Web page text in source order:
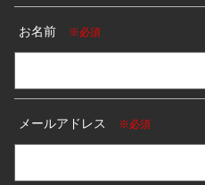
お名前 ※必須
メールアドレス ※必須